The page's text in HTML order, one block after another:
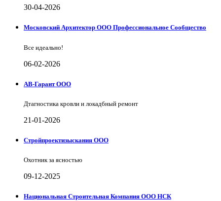
30-04-2026
Московский Архитектор ООО Профессиональное Сообщество
Все идеально!
06-02-2026
АВ-Гарант ООО
Дтагностика кровли и локадбный ремонт
21-01-2026
Стройпроектизыскания ООО
Охотник за ясностью
09-12-2025
Национальная Строительная Компания ООО НСК